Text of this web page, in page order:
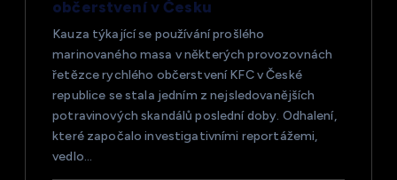
občerstvení v Česku
Kauza týkající se používání prošlého
marinovaného masa v některých provozovnách
řetězce rychlého občerstvení KFC v České
republice se stala jedním z nejsledovanějších
potravinových skandálů poslední doby. Odhalení,
které započalo investigativními reportážemi,
vedlo…